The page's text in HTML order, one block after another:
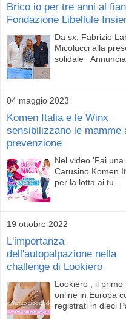
Brico io per tre anni al
Fondazione Libellule
Da sx, Fabrizio
Micolucci alla
solidale
04 maggio 2023
Komen Italia e le Winx
sensibilizzano le mamme
prevenzione
Nel video 'Fai
Carusino Komen
per la lotta ai tu...
19 ottobre 2022
L'importanza
dell'autopalpazione nella
challenge di Lookiero
Lookiero , il
online in Europa
registrati in dieci